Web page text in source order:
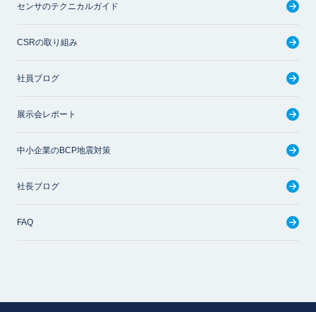
センサのテクニカルガイド
CSRの取り組み
社員ブログ
展示会レポート
中小企業のBCP地震対策
社長ブログ
FAQ